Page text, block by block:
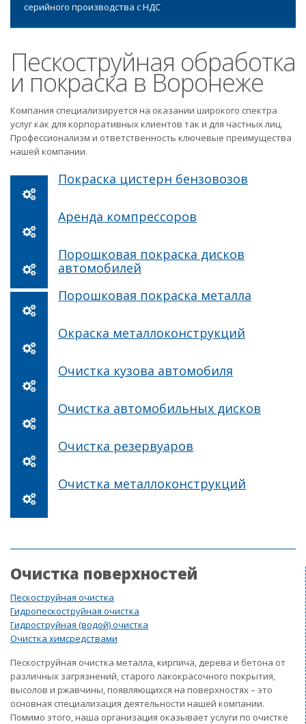
серийного производства с НДС
Пескоструйная обработка
и покраска в Воронеже
Компания специализируется на оказании широкого спектра
услуг как для корпоративных клиентов так и для частных лиц.
Профессионализм и ответственность ключевые преимущества
нашей компании.
Покраска цистерн бензовозов
Аренда компрессоров
Порошковая покраска дисков
автомобилей
Порошковая покраска металла
Окраска металлоконструкций
Очистка кузова автомобиля
Очистка автомобильных дисков
Очистка резервуаров
Очистка металлоконструкций
Очистка поверхностей
Пескоструйная очистка
Гидропескоструйная очистка
Гидроструйная (водой) очистка
Очистка химсредствами
Пескоструйная очистка металла, кирпича, дерева и бетона от
различных загрязнений, старого лакокрасочного покрытия,
высолов и ржавчины, появляющихся на поверхностях – это
основная специализация деятельности нашей компании.
Помимо этого, наша организация оказывает услуги по очистке